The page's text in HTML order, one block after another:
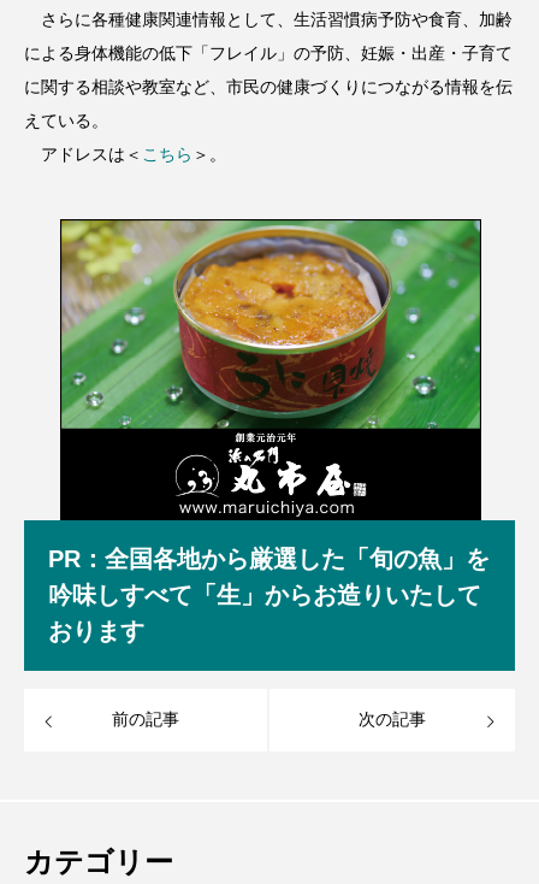
さらに各種健康関連情報として、生活習慣病予防や食育、加齢
による身体機能の低下「フレイル」の予防、妊娠・出産・子育て
に関する相談や教室など、市民の健康づくりにつながる情報を伝
えている。
アドレスは＜ こちら ＞。
PR：全国各地から厳選した「旬の魚」を
吟味しすべて「生」からお造りいたして
おります
前の記事 次の記事
カテゴリー